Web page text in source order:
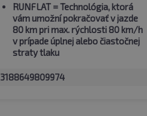
RUNFLAT= Technológia, ktorá
vám umožní pokračovať v jazde
80 km pri max. rýchlosti 80 km/h
v prípade úplnej alebo čiastočnej
straty tlaku
3188649809974